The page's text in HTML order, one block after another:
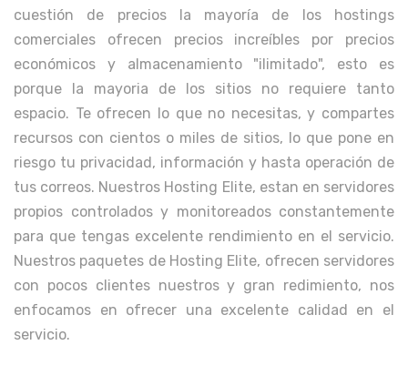
cuestión de precios la mayoría de los hostings
comerciales ofrecen precios increíbles por precios
económicos y almacenamiento "ilimitado", esto es
porque la mayoria de los sitios no requiere tanto
espacio. Te ofrecen lo que no necesitas, y compartes
recursos con cientos o miles de sitios, lo que pone en
riesgo tu privacidad, información y hasta operación de
tus correos. Nuestros Hosting Elite, estan en servidores
propios controlados y monitoreados constantemente
para que tengas excelente rendimiento en el servicio.
Nuestros paquetes de Hosting Elite, ofrecen servidores
con pocos clientes nuestros y gran redimiento, nos
enfocamos en ofrecer una excelente calidad en el
servicio.